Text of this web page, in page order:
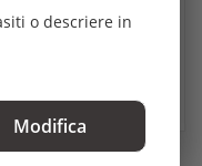
D510
o descriere in
Modifica